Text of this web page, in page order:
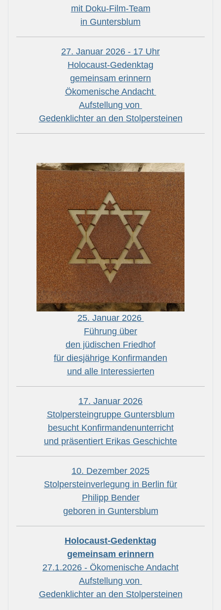
mit Doku-Film-Team
in Guntersblum
27. Januar 2026 - 17 Uhr
Holocaust-Gedenktag
gemeinsam erinnern
Ökomenische Andacht
Aufstellung von
Gedenklichter an den Stolpersteinen
25. Januar 2026
Führung über
den jüdischen Friedhof
für diesjährige Konfirmanden
und alle Interessierten
17. Januar 2026
Stolpersteingruppe Guntersblum
besucht Konfirmandenunterricht
und präsentiert Erikas Geschichte
10. Dezember 2025
Stolpersteinverlegung in Berlin für
Philipp Bender
geboren in Guntersblum
Holocaust-Gedenktag
gemeinsam erinnern
27.1.2026 - Ökomenische Andacht
Aufstellung von
Gedenklichter an den Stolpersteinen